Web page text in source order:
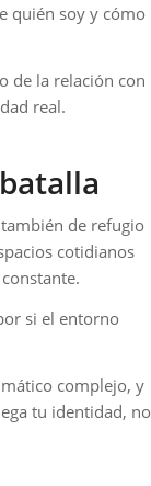
quién soy y cómo
de la relación con
real.
de refugio
cotidianos
si el entorno
complejo, y
tu identidad, no